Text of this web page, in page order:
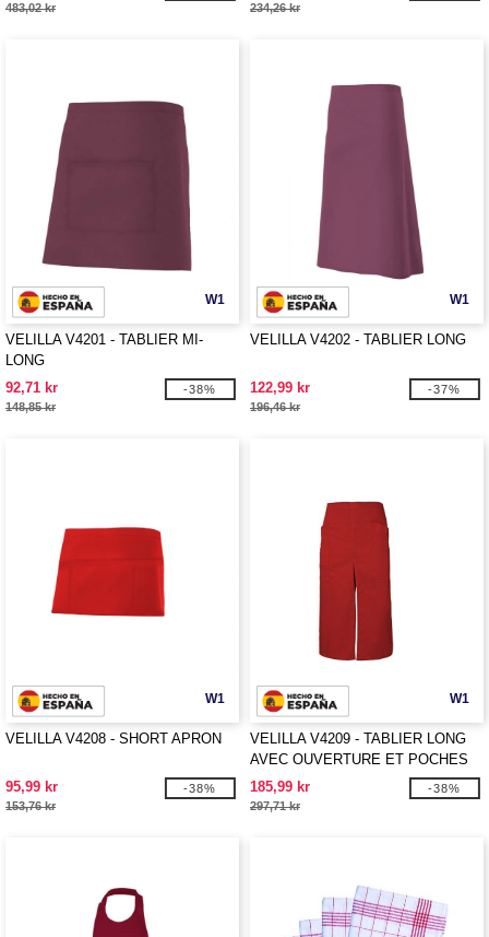
483,02 kr 234,26 kr
W1
VELILLA V4201 - TABLIER MI-
LONG
92,71 kr
148,85 kr
-38%
W1
VELILLA V4202 - TABLIER LONG
122,99 kr
196,46 kr
-37%
W1
VELILLA V4208 - SHORT APRON
95,99 kr
153,76 kr
-38%
W1
VELILLA V4209 - TABLIER LONG
AVEC OUVERTURE ET POCHES
185,99 kr
297,71 kr
-38%